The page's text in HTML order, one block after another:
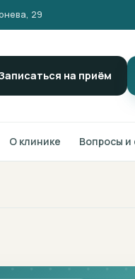
29
на приём
О клинике Вопросы и